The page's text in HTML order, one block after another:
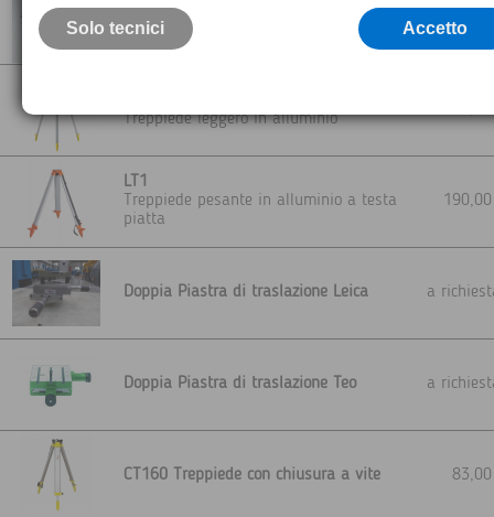
Caricatore Leica per le batterie NiMH
GEB121 e GEB111
Treppiede leggero in alluminio
LT1
Treppiede pesante in alluminio a testa
piatta
Doppia Piastra di traslazione Leica a
Doppia Piastra di traslazione Teo a
CT160 Treppiede con chiusura a vite
Solo tecnici Accetto